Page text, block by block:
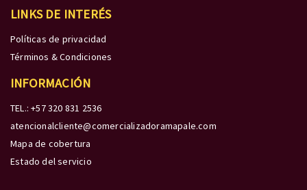
LINKS DE INTERÉS
Políticas de privacidad
Términos & Condiciones
INFORMACIÓN
TEL.: +57 320 831 2536
atencionalcliente@comercializadoramapale.com
Mapa de cobertura
Estado del servicio